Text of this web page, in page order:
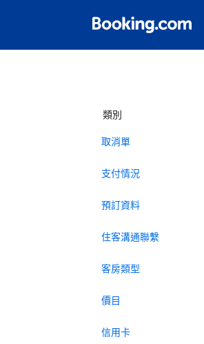
類別
取消單
支付情況
預訂資料
住客溝通聯繫
客房類型
價目
信用卡